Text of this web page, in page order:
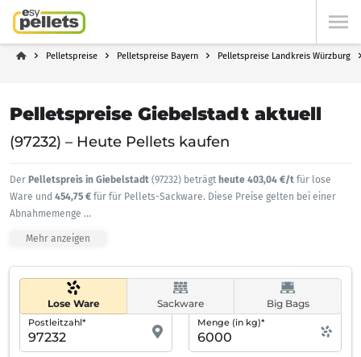
Pelletspreise Pelletspreise Bayern Pelletspreise Landkreis Würzburg
Pelletspreise Giebelstadt aktuell
(97232) – Heute Pellets kaufen
Der Pelletspreis in Giebelstadt (97232) beträgt heute 403,04 €/t für lose
Ware und 454,75 € für für Pellets-Sackware. Diese Preise gelten bei einer
Abnahmemenge ...
Mehr anzeigen
Lose Ware Sackware Big Bags
Postleitzahl* Menge (in kg)*